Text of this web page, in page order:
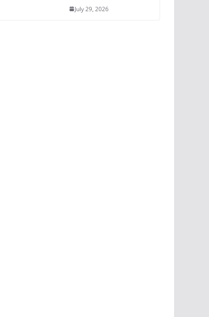
July 29, 2026